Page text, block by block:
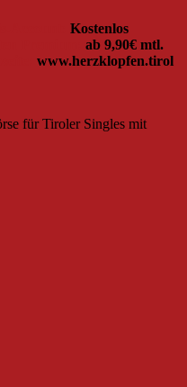
Kostenlos
ab 9,90€ mtl.
www.herzklopfen.tirol
für Tiroler Singles mit